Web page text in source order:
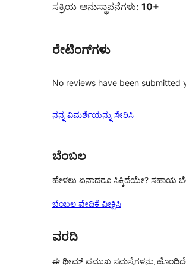
ಸಕ್ರಿಯ ಅನುಸ್ಥಾಪನೆಗಳು: 10+
ರೇಟಿಂಗ್‌ಗಳು
No reviews have been submitted
ನನ್ನ ವಿಮರ್ಶೆಯನ್ನು ಸೇರಿಸಿ
ಬೆಂಬಲ
ಹೇಳಲು ಏನಾದರೂ ಸಿಕ್ಕಿದೆಯೇ? ಸಹಾಯ
ಬೆಂಬಲ ವೇದಿಕೆ ವೀಕ್ಷಿಸಿ
ವರದಿ
ಈ ಥೀಮ್ ಪ್ರಮುಖ ಸಮಸ್ಯೆಗಳನ್ನು